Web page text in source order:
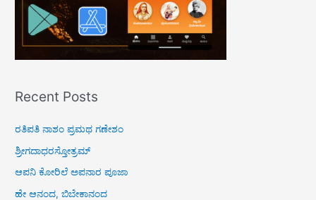
Recent Posts
ರತಿಪತಿ ನಾಶಂ ಪ್ರಮಥ ಗಣೇಶಂ
ಶ್ರೀಗದಾಧರಸ್ತೋತ್ರಮ್
ಆಪನಿ ಕೋರಿಲೆ ಅಪನಾರ ಪೂಜಾ
ಹೇ ಆನಂದ, ಬಿಬೇಕಾನಂದ